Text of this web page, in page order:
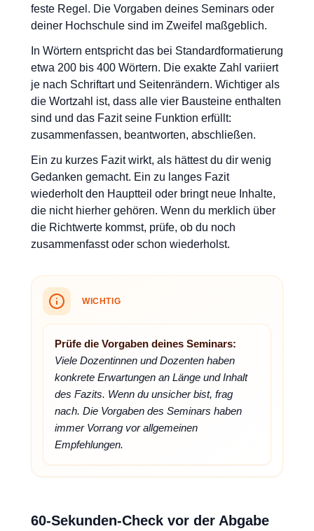
feste Regel. Die Vorgaben deines Seminars oder
deiner Hochschule sind im Zweifel maßgeblich.
In Wörtern entspricht das bei Standardformatierung
etwa 200 bis 400 Wörtern. Die exakte Zahl variiert
je nach Schriftart und Seitenrändern. Wichtiger als
die Wortzahl ist, dass alle vier Bausteine enthalten
sind und das Fazit seine Funktion erfüllt:
zusammenfassen, beantworten, abschließen.
Ein zu kurzes Fazit wirkt, als hättest du dir wenig
Gedanken gemacht. Ein zu langes Fazit
wiederholt den Hauptteil oder bringt neue Inhalte,
die nicht hierher gehören. Wenn du merklich über
die Richtwerte kommst, prüfe, ob du noch
zusammenfasst oder schon wiederholst.
WICHTIG
Prüfe die Vorgaben deines Seminars:
Viele Dozentinnen und Dozenten haben
konkrete Erwartungen an Länge und Inhalt
des Fazits. Wenn du unsicher bist, frag
nach. Die Vorgaben des Seminars haben
immer Vorrang vor allgemeinen
Empfehlungen.
60-Sekunden-Check vor der Abgabe